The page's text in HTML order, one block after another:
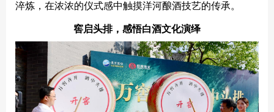
淬炼，在浓浓的仪式感中触摸洋河酿酒技艺的传承。
窖启头排，感悟白酒文化演绎